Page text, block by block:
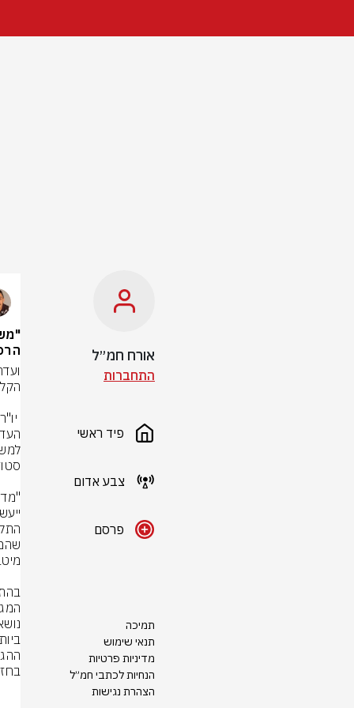
אורח חמ״ל
התחברות
פיד ראשי
צבע אדום
פרסם
תמיכה
תנאי שימוש
מדיניות פרטיות
הנחיות לכתבי חמ״ל
הצהרת נגישות